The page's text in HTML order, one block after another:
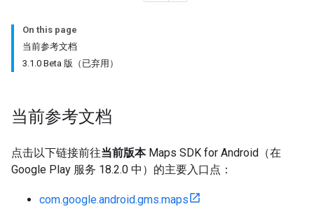
On this page
当前参考文档
3.1.0 Beta 版（已弃用）
当前参考文档
点击以下链接前往当前版本Maps SDK for Android（在
Google Play 服务 18.2.0 中）的主要入口点：
com.google.android.gms.maps